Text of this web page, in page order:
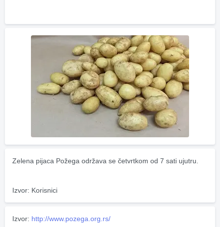
Zelena pijaca Požega održava se četvrtkom od 7 sati ujutru.
Izvor: Korisnici
Izvor: http://www.pozega.org.rs/